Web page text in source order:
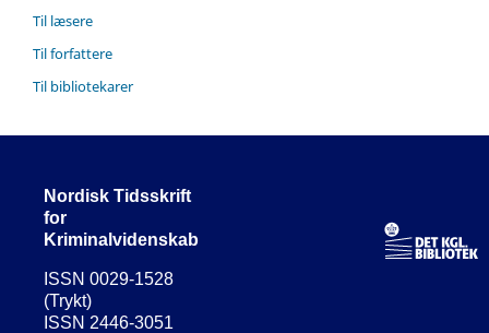
Til læsere
Til forfattere
Til bibliotekarer
Nordisk Tidsskrift
for
Kriminalvidenskab
ISSN 0029-1528
(Trykt)
ISSN 2446-3051